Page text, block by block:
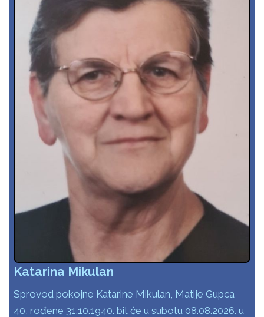
Katarina Mikulan
Sprovod pokojne Katarine Mikulan, Matije Gupca
40, rođene 31.10.1940. bit će u subotu 08.08.2026. u